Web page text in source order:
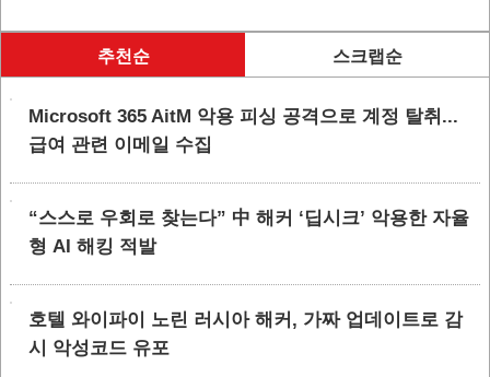
추천순 스크랩순
Microsoft 365 AitM 악용 피싱 공격으로 계정 탈취...
급여 관련 이메일 수집
“스스로 우회로 찾는다” 中 해커 ‘딥시크’ 악용한 자율
형 AI 해킹 적발
호텔 와이파이 노린 러시아 해커, 가짜 업데이트로 감
시 악성코드 유포